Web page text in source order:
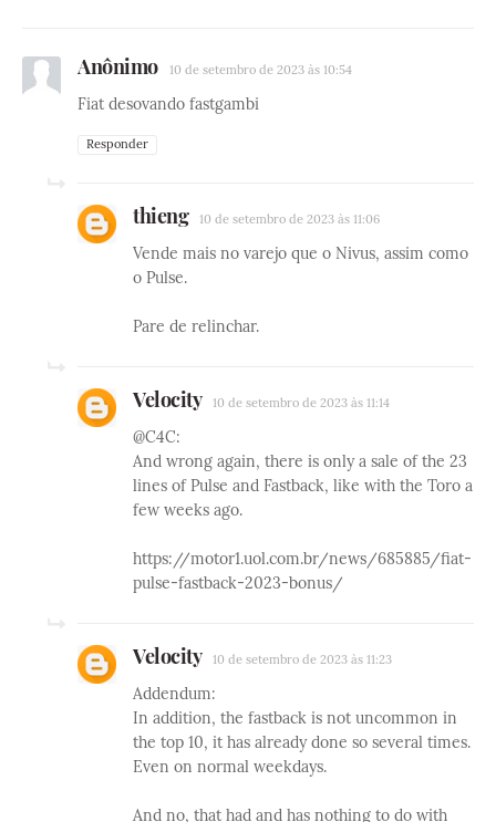
Anônimo 10 de setembro de 2023 às 10:54
Fiat desovando fastgambi
Responder
thieng 10 de setembro de 2023 às 11:06
Vende mais no varejo que o Nivus, assim como
o Pulse.
Pare de relinchar.
Velocity 10 de setembro de 2023 às 11:14
@C4C:
And wrong again, there is only a sale of the 23
lines of Pulse and Fastback, like with the Toro a
few weeks ago.
https://motor1.uol.com.br/news/685885/fiat-
pulse-fastback-2023-bonus/
Velocity 10 de setembro de 2023 às 11:23
Addendum:
In addition, the fastback is not uncommon in
the top 10, it has already done so several times.
Even on normal weekdays.
And no, that had and has nothing to do with